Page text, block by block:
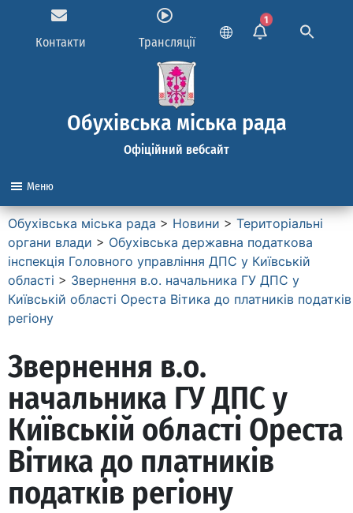
Контакти Трансляції
1
Обухівська міська рада
Офіційний вебсайт
Меню
Обухівська міська рада > Новини > Територіальні
органи влади > Обухівська державна податкова
інспекція Головного управління ДПС у Київській
області > Звернення в.о. начальника ГУ ДПС у
Київській області Ореста Вітика до платників податків
регіону
Звернення в.о.
начальника ГУ ДПС у
Київській області Ореста
Вітика до платників
податків регіону